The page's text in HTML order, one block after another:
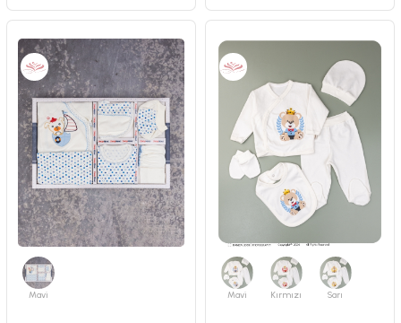
PAKET ADEDI
3ADET
YAŞ GRUBU
3-6 AY
CINSIYET
UNISEX
PAKET ADEDI
2 ADET
YAŞ GRUBU
0-3 AY
Mavi Mavi Kırmızı Sarı